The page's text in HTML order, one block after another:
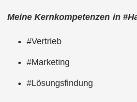
Meine Kernkompetenzen in
#Vertrieb
#Marketing
#Lösungsfindung